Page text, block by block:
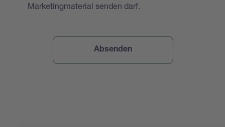
Marketingmaterial senden darf.